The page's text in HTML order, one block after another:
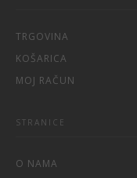
TRGOVINA
KOŠARICA
MOJ RAČUN
STRANICE
O NAMA